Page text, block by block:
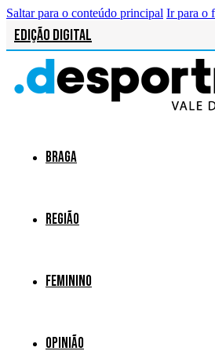
Saltar para o conteúdo principal Ir para o
Edição Digital
Braga
Região
Feminino
Opinião